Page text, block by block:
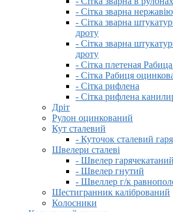
- Сітка зварна
- Сітка зварна
дроту
- Сітка зварна
дроту
- Сітка плетеная
- Сітка Рабиця
- Сітка рифлена
- Сітка рифлена
Дріт
Рулон оцинкований
Кут сталевий
- Куточок сталевий
Швелери сталеві
- Швелер гарячекатаний
- Швелер гнутий
- Швеллер г/к
Шестигранник калібрований
Колосники